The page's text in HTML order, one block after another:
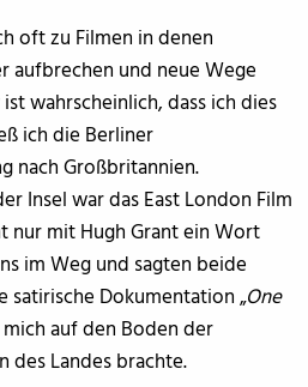
oft zu Filmen in denen
aufbrechen und neue Wege
wahrscheinlich, dass ich dies
ich die Berliner
nach Großbritannien.
Insel war das East London Film
nur mit Hugh Grant ein Wort
im Weg und sagten beide
satirische Dokumentation „One
mich auf den Boden der
des Landes brachte.